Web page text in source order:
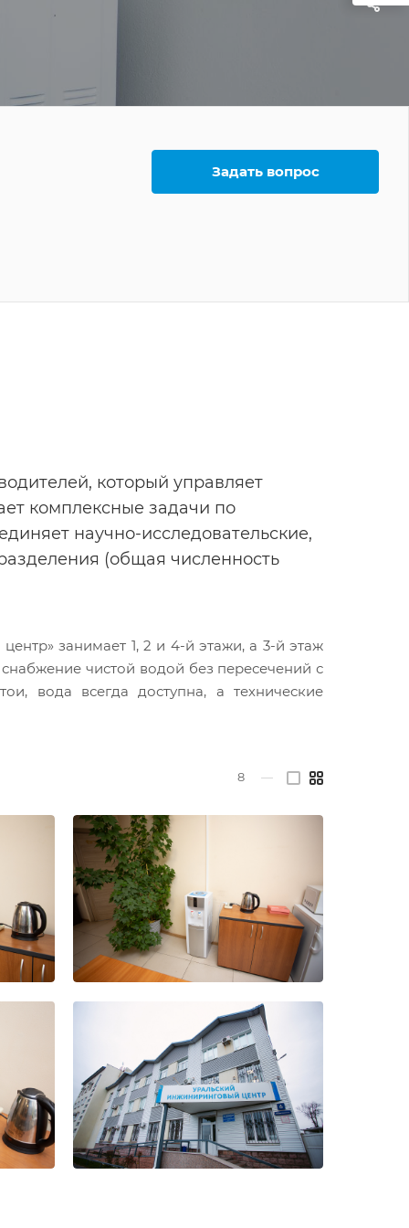
Задать вопрос
который управляет
комплексные задачи по
научно-исследовательские,
(общая численность
занимает 1, 2 и 4-й этажи, а 3-й этаж
чистой водой без пересечений с
вода всегда доступна, а технические
8 —